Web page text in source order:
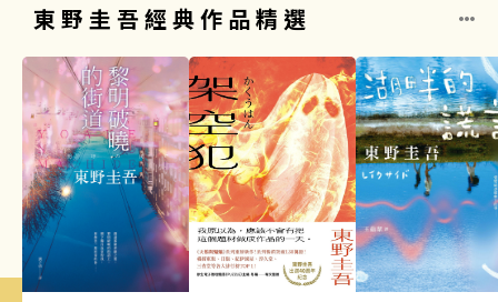
東野圭吾經典作品精選